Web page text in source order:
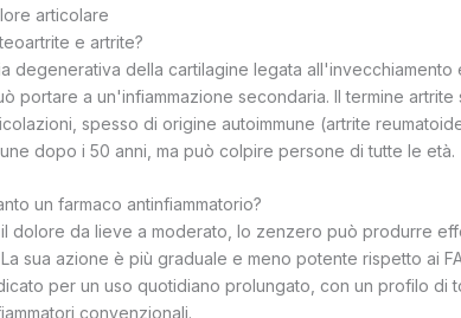
articolare
e artrite?
degenerativa della cartilagine legata all'invecchiamento
portare a un'infiammazione secondaria. Il termine artrite
spesso di origine autoimmune (artrite
dopo i 50 anni, ma può colpire persone di tutte le età.
un farmaco antinfiammatorio?
dolore da lieve a moderato, lo zenzero può produrre
sua azione è più graduale e meno potente rispetto ai
per un uso quotidiano prolungato, con un profilo di
convenzionali.